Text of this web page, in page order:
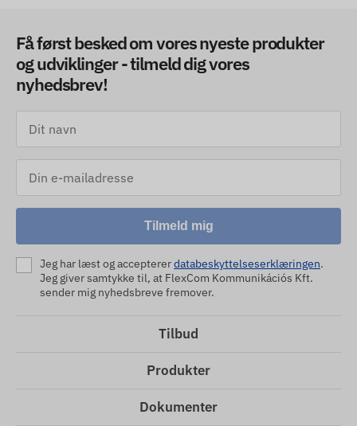
Få først besked om vores nyeste produkter
og udviklinger - tilmeld dig vores
nyhedsbrev!
Tilmeld mig
Jeg har læst og acceptererdatabeskyttelseserklæringen.
Jeg giver samtykke til, at FlexCom Kommunikációs Kft.
sender mig nyhedsbreve fremover.
Tilbud
Produkter
Dokumenter